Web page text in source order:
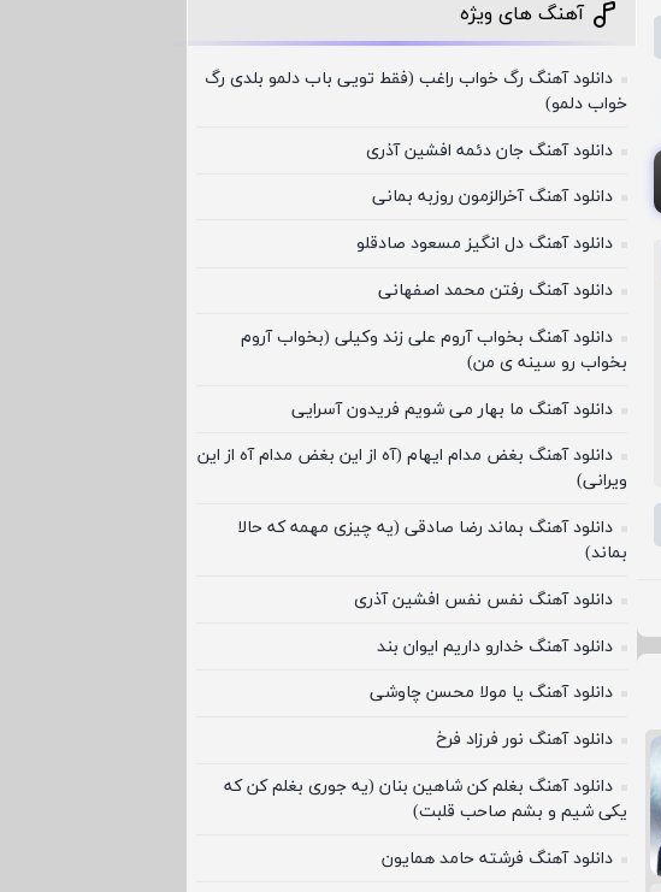
آهنگ های ویژه
دانلود آهنگ رگ خواب راغب (فقط تویی باب دلمو بلدی رگ
خواب دلمو)
دانلود آهنگ جان دئمه افشین آذری
دانلود آهنگ آخرالزمون روزبه بمانی
دانلود آهنگ دل انگیز مسعود صادقلو
دانلود آهنگ رفتن محمد اصفهانی
دانلود آهنگ بخواب آروم علی زند وکیلی (بخواب آروم
بخواب رو سینه ی من)
دانلود آهنگ ما بهار می شویم فریدون آسرایی
دانلود آهنگ بغض مدام ایهام (آه از این بغض مدام آه از این
ویرانی)
دانلود آهنگ بماند رضا صادقی (یه چیزی مهمه که حالا
بماند)
دانلود آهنگ نفس نفس افشین آذری
دانلود آهنگ خدارو داریم ایوان بند
دانلود آهنگ یا مولا محسن چاوشی
دانلود آهنگ نور فرزاد فرخ
دانلود آهنگ بغلم کن شاهین بنان (یه جوری بغلم کن که
یکی شیم و بشم صاحب قلبت)
دانلود آهنگ فرشته حامد همایون